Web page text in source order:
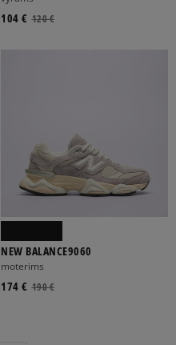
120 €
104 €
NEW BALANCE9060
moterims
190 €
174 €